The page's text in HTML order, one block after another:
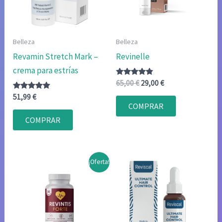
Belleza
Revamin Stretch Mark –
crema para estrías
Valorado
con
4.80
de 5
51,99€
COMPRAR
Belleza
Revinelle
Valorado
con
4.67
65,00€ El
original
era:
29,00€El
COMPRAR
¡Oferta!